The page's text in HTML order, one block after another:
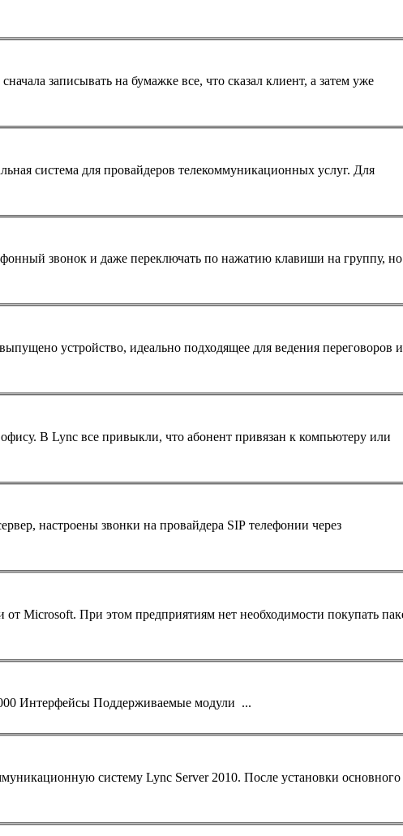
ный звонок и даже переключать по нажатию клавиши на группу, но
устройство, идеально подходящее для ведения переговоров и
необходимости постоянно перемещается по офису. В Lyncвсе привыкли, что абонент привязан к компьютеру или
настроены звонки на провайдера SIP телефонии через
Server 2010 Технические характеристики шлюзов AudioCodes Mediant 1000 Интерфейсы Поддерживаемые модули ...
решает внедрить у себя современную телекоммуникационную систему LyncServer 2010. После установки основного